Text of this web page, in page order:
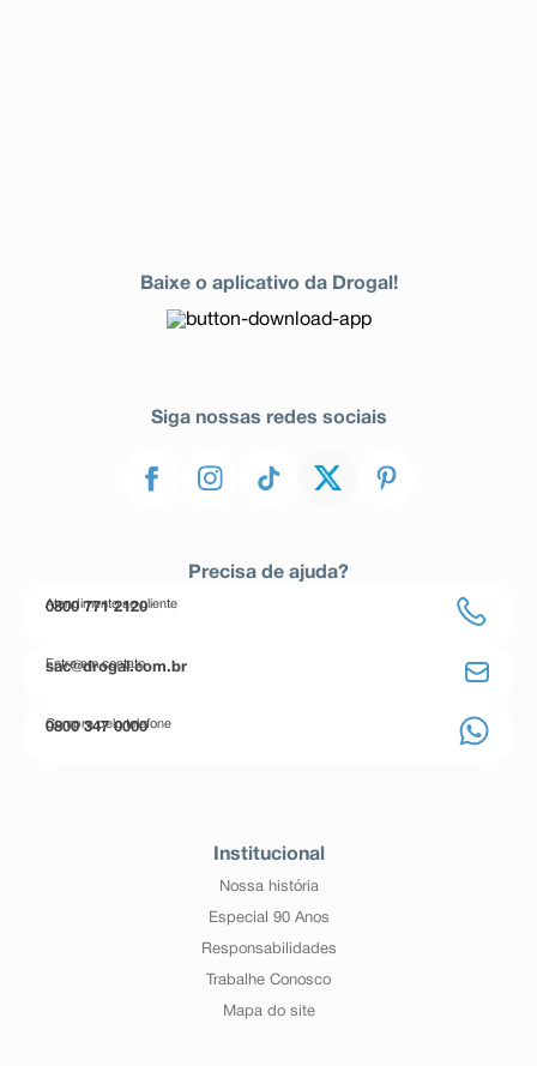
Baixe o aplicativo da Drogal!
Siga nossas redes sociais
Precisa de ajuda?
Atendimento ao cliente
0800 771 2120
Entre em contato
sac@drogal.com.br
Compre pelo telefone
0800 347 0000
Institucional
Nossa história
Especial 90 Anos
Responsabilidades
Trabalhe Conosco
Mapa do site